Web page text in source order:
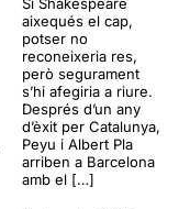
Si Shakespeare
aixequés el cap,
potser no
reconeixeria res,
però segurament
s’hi afegiria a riure.
Després d’un any
d’èxit per Catalunya,
Peyu i Albert Pla
arriben a Barcelona
amb el […]